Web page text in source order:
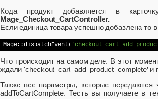
Кода продукт добавляется в
Mage_Checkout_CartController.
Если единица товара успешно добавлена то
Mage::dispatchEvent(
Что происходит на самом деле. В этот
ждали 'checkout_cart_add_product_complete’ и
Также все параметры, которые
addToCartComplete. Тесть вы получаете в